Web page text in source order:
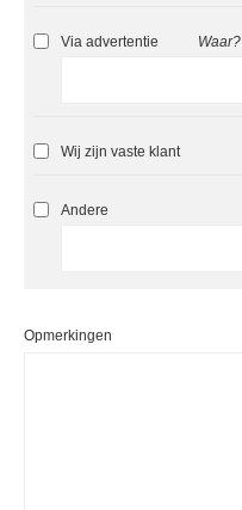
Via advertentie Waar?
Wij zijn vaste klant
Andere
Opmerkingen